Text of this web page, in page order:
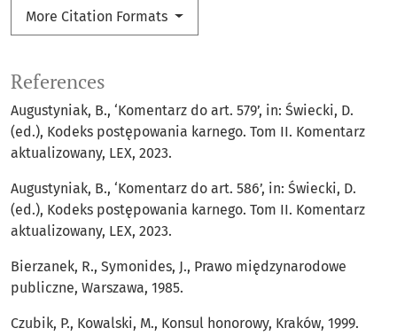
More Citation Formats
References
Augustyniak, B., ‘Komentarz do art. 579’, in: Świecki, D.
(ed.), Kodeks postępowania karnego. Tom II. Komentarz
aktualizowany, LEX, 2023.
Augustyniak, B., ‘Komentarz do art. 586’, in: Świecki, D.
(ed.), Kodeks postępowania karnego. Tom II. Komentarz
aktualizowany, LEX, 2023.
Bierzanek, R., Symonides, J., Prawo międzynarodowe
publiczne, Warszawa, 1985.
Czubik, P., Kowalski, M., Konsul honorowy, Kraków, 1999.